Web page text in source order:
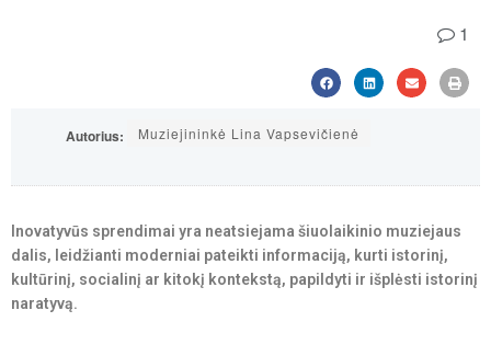
1
Autorius: Muziejininkė Lina Vapsevičienė
Inovatyvūs sprendimai yra neatsiejama šiuolaikinio muziejaus
dalis, leidžianti moderniai pateikti informaciją, kurti istorinį,
kultūrinį, socialinį ar kitokį kontekstą, papildyti ir išplėsti istorinį
naratyvą.